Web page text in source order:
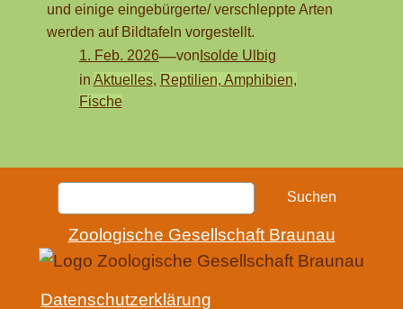
und einige eingebürgerte/ verschleppte Arten
werden auf Bildtafeln vorgestellt.
1. Feb. 2026—von Isolde Ulbig
in Aktuelles, Reptilien, Amphibien,
Fische
Suchen
Zoologische Gesellschaft Braunau
Datenschutzerklärung